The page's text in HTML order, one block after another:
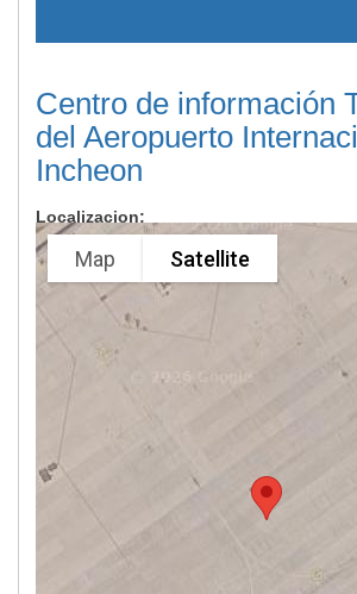
Centro de información
del Aeropuerto
Incheon
Localizacion:
Map Satellite